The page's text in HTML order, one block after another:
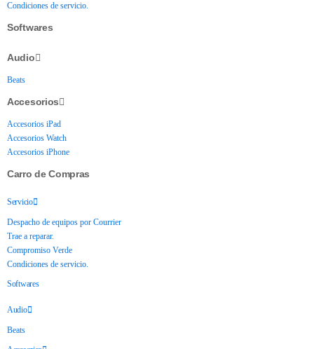
Condiciones de servicio.
Softwares
Audio
Beats
Accesorios
Accesorios iPad
Accesorios Watch
Accesorios iPhone
Carro de Compras
Servicio
Despacho de equipos por Courrier
Trae a reparar.
Compromiso Verde
Condiciones de servicio.
Softwares
Audio
Beats